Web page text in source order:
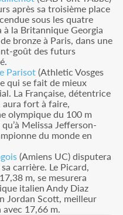
après sa troisième place
sous les quatre
la Britannique Georgia
bronze à Paris, dans une
goût des futurs
Parisot (Athletic Vosges
qui se fait de mieux
La Française, détentrice
aura fort à faire,
olympique du 100 m
Melissa Jefferson-
du monde en
(Amiens UC) disputera
carrière. Le Picard,
m, se mesurera
italien Andy Diaz
Jordan Scott, meilleur
17,66 m.